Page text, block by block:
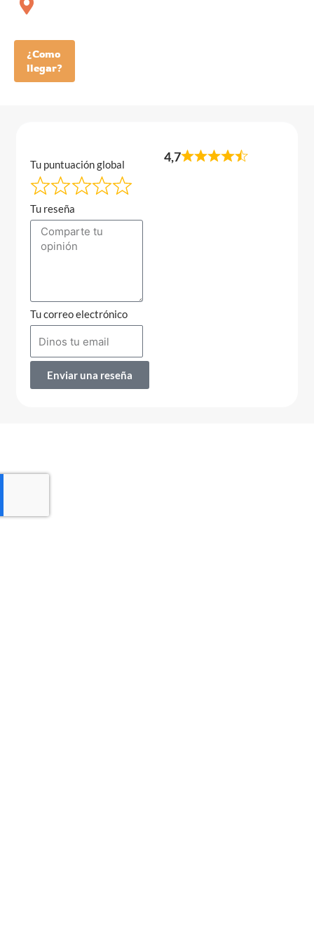
¿Como
llegar?
Tu puntuación global
Tu reseña
Tu correo electrónico
Enviar una reseña
4,7